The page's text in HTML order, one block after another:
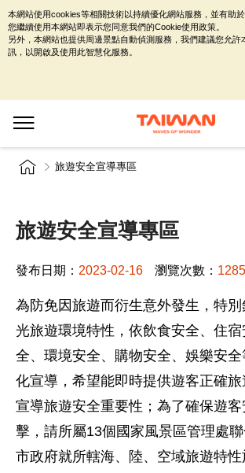
旅遊安全宣導專區
旅遊安全宣導專區
發布日期： 2023-02-16 瀏覽次數：
為防免因旅遊而衍生意外發生，特
光旅遊環境特性，依飲食安全、住
全、環境安全、購物安全、娛樂安
化宣導，希望能即時提供遊客正確旅
宣導旅遊安全重要性；為了確保遊客
擊，請所屬13個國家風景區管理處聯
市政府就所轄海、陸、空域旅遊特
本網站使用cookies等相關技術以持續優化網站服務，並有助
您繼續使用本網站即表示您同意我們的Cookie使用政策。
另外，本網站也提供周邊景點自動偵測服務，我們建議您允許
訊，以開啟及使用此智慧化服務。